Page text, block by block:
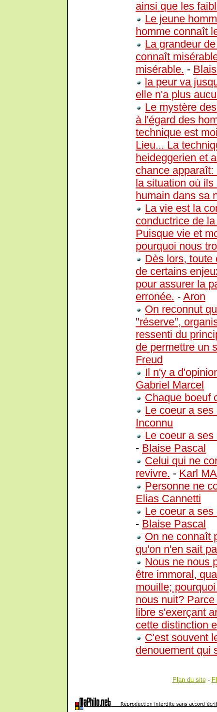
ainsi que les
Le jeune
homme connaît
La grandeur
connaît
misérable. -
la peur va
elle n'a plus
Le mystère
à l'égard des
technique est
Lieu... La
heideggerien et
chance
la situation où
humain dans sa
La vie est la
conductrice de
Puisque vie et
pourquoi nous
Dès lors, toute
de certains
pour assurer la
erronée. - Aron
On reconnut
"réserve",
ressenti du
de permettre un
Freud
Il n'y a
Gabriel Marcel
Chaque boeuf
Le coeur a
Inconnu
Le coeur a
- Blaise Pascal
Celui qui ne
revivre. - Karl
Personne ne
Elias Cannetti
Le coeur a
- Blaise Pascal
On ne connaît
qu'on n'en sait
Nous ne nous
être immoral,
mouille;
nous nuit?
libre s'exerçant
cette distinction
C'est souvent
denouement qui
Plan du site-